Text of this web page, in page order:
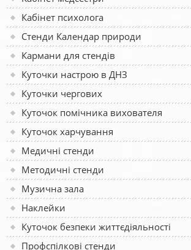
Кабінет психолога
Стенди Календар природи
Кармани для стендів
Куточки настрою в ДНЗ
Куточки чергових
Куточок помічника вихователя
Куточок харчування
Медичні стенди
Методичні стенди
Музична зала
Наклейки
Куточок безпеки життєдіяльності
Профспілкові стенди